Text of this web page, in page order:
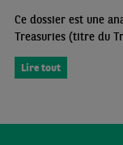
Ce dossier est une
Treasuries (titre du
Lire tout